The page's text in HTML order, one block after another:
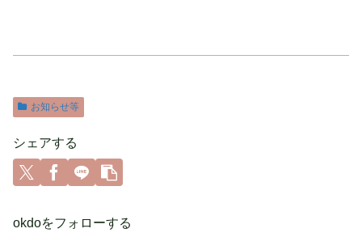
お知らせ等
シェアする
okdoをフォローする